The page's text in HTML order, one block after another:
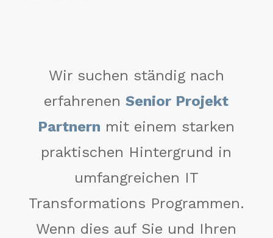
Wir suchen ständig nach
erfahrenenSenior Projekt
Partnern mit einem starken
praktischen Hintergrund in
umfangreichen IT
Transformations Programmen.
Wenn dies auf Sie und Ihren